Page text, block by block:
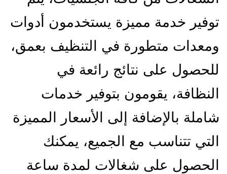
توفير خدمة مميزة يستخدمون أدوات
ومعدات متطورة في التنظيف بعمق،
للحصول على نتائج رائعة في
النظافة، يقومون بتوفير خدمات
شاملة بالإضافة إلى الأسعار المميزة
التي تتناسب مع الجميع، يمكنك
الحصول على شغالات لمدة ساعة